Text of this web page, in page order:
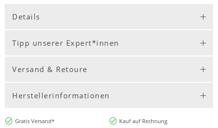
Details
Tipp unserer Expert*innen
Versand & Retoure
Herstellerinformationen
Gratis Versand*
Kauf auf Rechnung